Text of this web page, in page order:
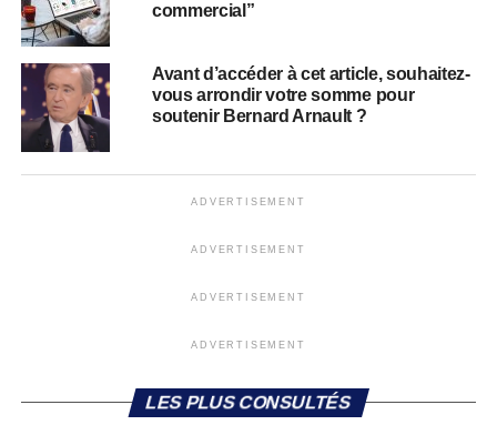
commercial”
Avant d’accéder à cet article, souhaitez-
vous arrondir votre somme pour
soutenir Bernard Arnault ?
ADVERTISEMENT
ADVERTISEMENT
ADVERTISEMENT
ADVERTISEMENT
LES PLUS CONSULTÉS